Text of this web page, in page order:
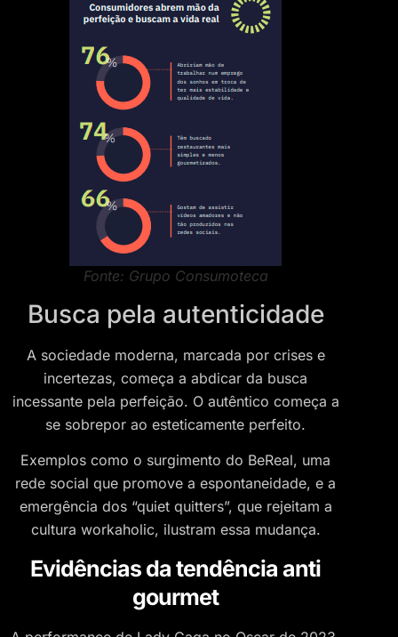
Fonte: Grupo Consumoteca
Busca pela autenticidade
A sociedade moderna, marcada por crises e
incertezas, começa a abdicar da busca
incessante pela perfeição. O autêntico começa a
se sobrepor ao esteticamente perfeito.
Exemplos como o surgimento do BeReal, uma
rede social que promove a espontaneidade, e a
emergência dos “quiet quitters”, que rejeitam a
cultura workaholic, ilustram essa mudança.
Evidências da tendência anti
gourmet